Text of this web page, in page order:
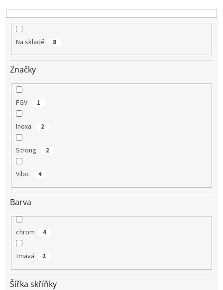
u
Na skladě 8
Značky
FGV 1
Inoxa 2
Strong 2
Vibo 4
Barva
chrom 4
tmavá 2
Šířka skříňky